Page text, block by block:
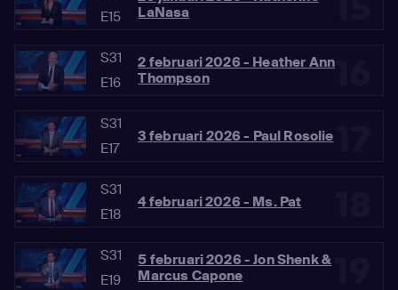
E15
LaNasa
16
S31
E16
2 februari 2026 - Heather Ann
Thompson
S31
E17
3 februari 2026 - Paul Rosolie
S31
E18
4 februari 2026 - Ms. Pat
S31
E19
5 februari 2026 - Jon Shenk &
Marcus Capone